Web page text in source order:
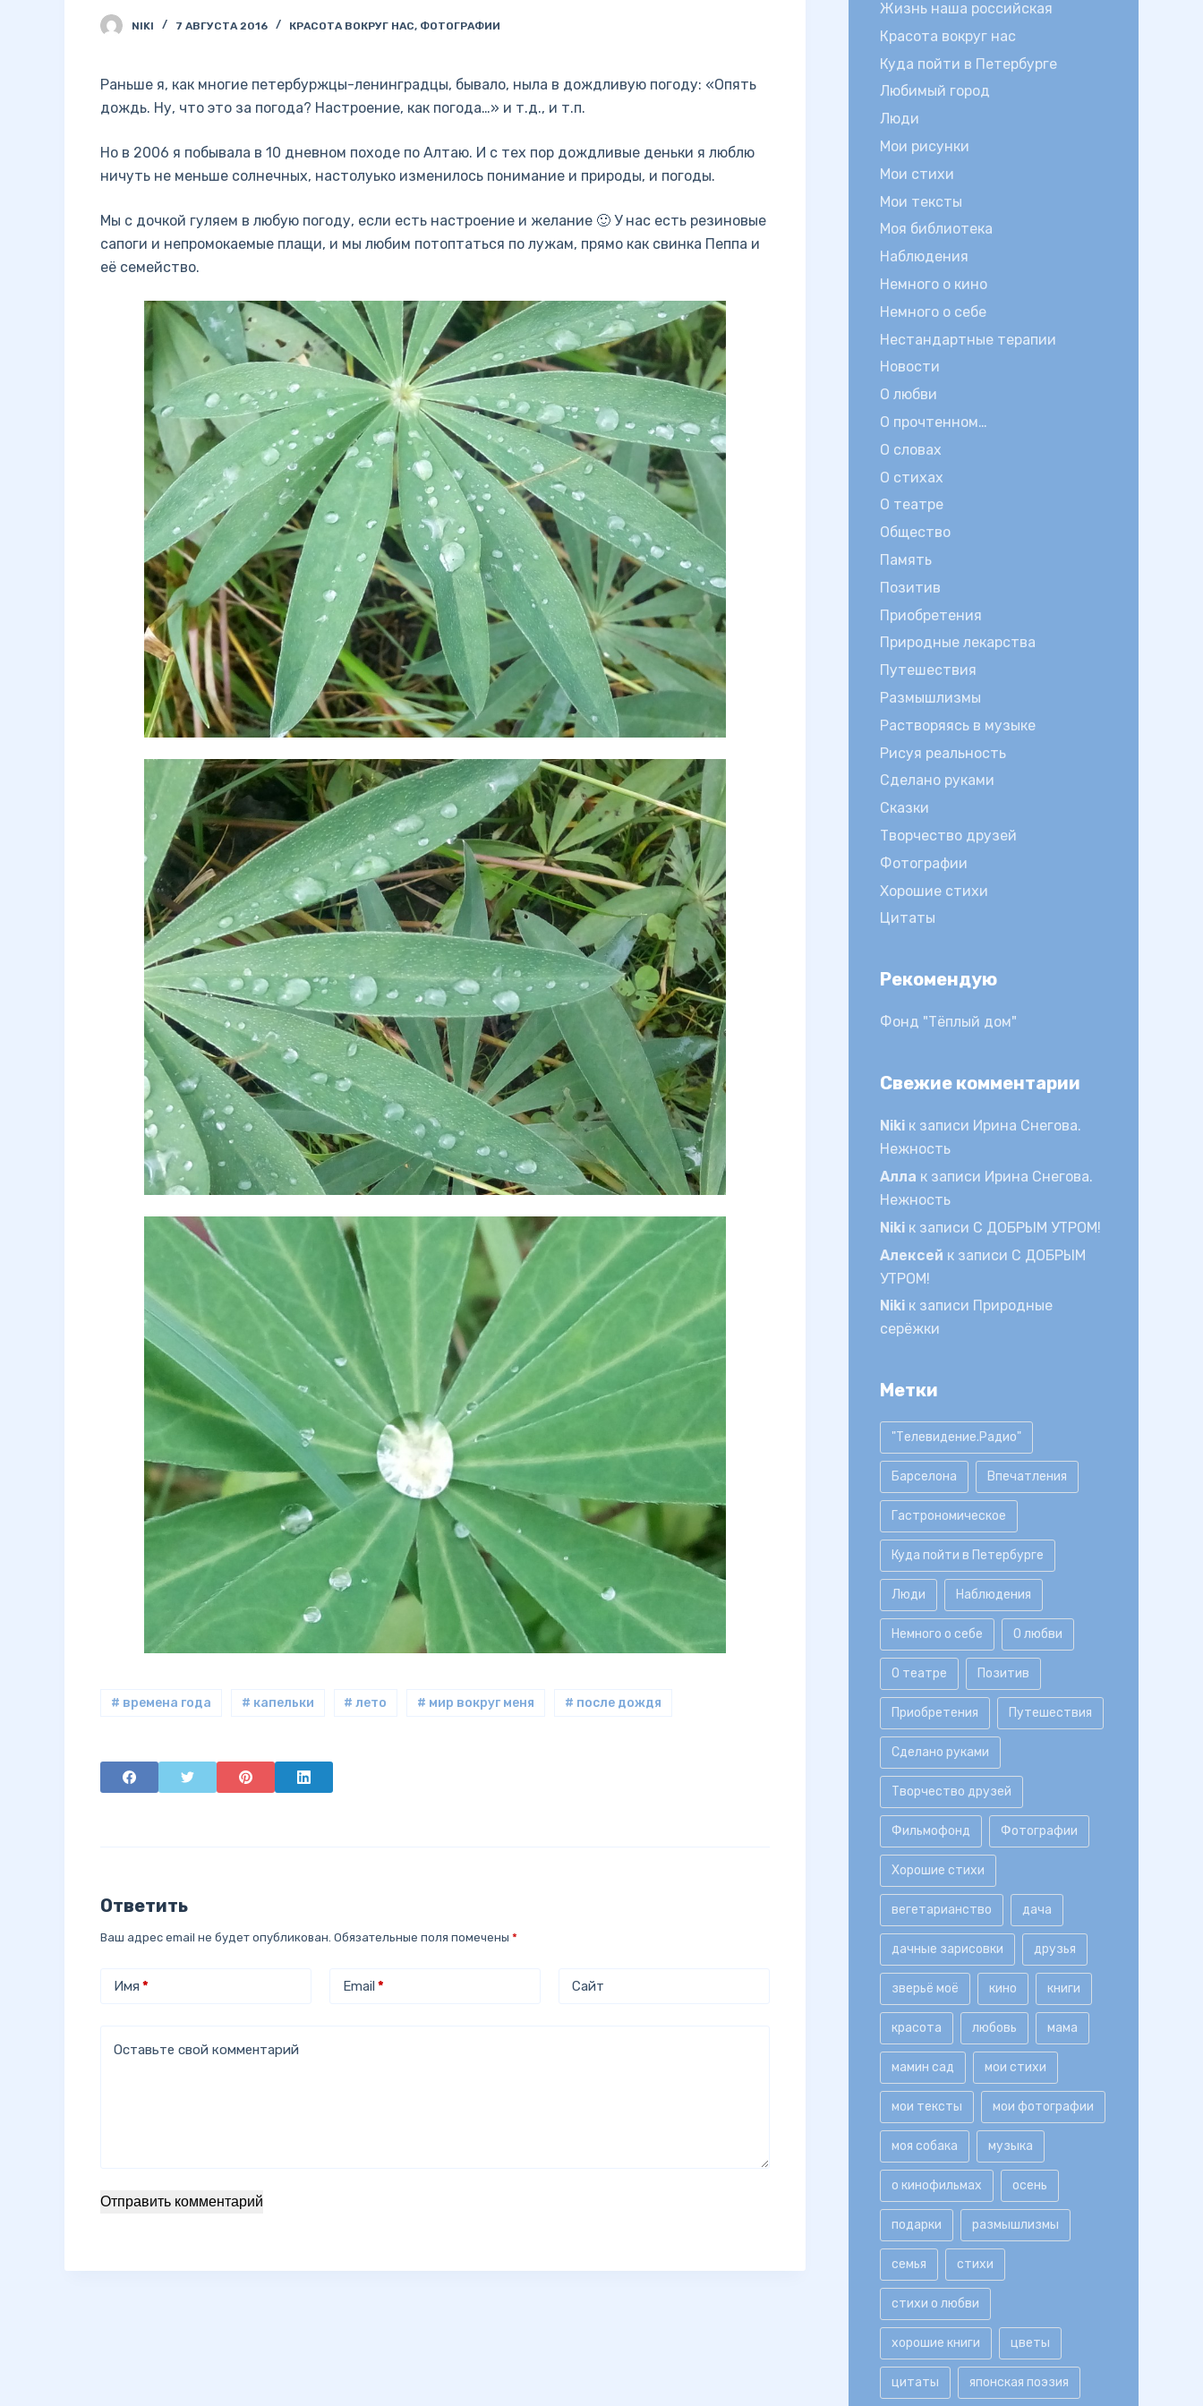
NIKI 7 АВГУСТА 2016 КРАСОТА ВОКРУГ НАС, ФОТОГРАФИИ
Раньше я, как многие петербуржцы-ленинградцы, бывало, ныла в дождливую погоду: «Опять
дождь. Ну, что это за погода? Настроение, как погода…» и т.д., и т.п.
Но в 2006 я побывала в 10 дневном походе по Алтаю. И с тех пор дождливые деньки я люблю
ничуть не меньше солнечных, настолуько изменилось понимание и природы, и погоды.
Мы с дочкой гуляем в любую погоду, если есть настроение и желание 🙂 У нас есть резиновые
сапоги и непромокаемые плащи, и мы любим потоптаться по лужам, прямо как свинка Пеппа и
её семейство.
# времена года # капельки # лето # мир вокруг меня # после дождя
Ответить
Ваш адрес email не будет опубликован. Обязательные поля помечены *
Имя * Email* Сайт
Оставьте свой комментарий
Отправить комментарий
Жизнь наша российская
Красота вокруг нас
Куда пойти в Петербурге
Любимый город
Люди
Мои рисунки
Мои стихи
Мои тексты
Моя библиотека
Наблюдения
Немного о кино
Немного о себе
Нестандартные терапии
Новости
О любви
О прочтенном…
О словах
О стихах
О театре
Общество
Память
Позитив
Приобретения
Природные лекарства
Путешествия
Размышлизмы
Растворяясь в музыке
Рисуя реальность
Сделано руками
Сказки
Творчество друзей
Фотографии
Хорошие стихи
Цитаты
Рекомендую
Фонд "Тёплый дом"
Свежие комментарии
Niki к записи Ирина Снегова.
Нежность
Алла к записи Ирина Снегова.
Нежность
Niki к записи С ДОБРЫМ УТРОМ!
Алексей к записи С ДОБРЫМ
УТРОМ!
Niki к записи Природные
серёжки
Метки
"Телевидение.Радио"
Барселона Впечатления
Гастрономическое
Куда пойти в Петербурге
Люди Наблюдения
Немного о себе О любви
О театре Позитив
Приобретения Путешествия
Сделано руками
Творчество друзей
Фильмофонд Фотографии
Хорошие стихи
вегетарианство дача
дачные зарисовки друзья
зверьё моё кино книги
красота любовь мама
мамин сад мои стихи
мои тексты мои фотографии
моя собака музыка
о кинофильмах осень
подарки размышлизмы
семья стихи
стихи о любви
хорошие книги цветы
цитаты японская поэзия